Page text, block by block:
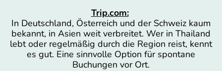
Trip.com:
In Deutschland, Österreich und der Schweiz kaum
bekannt, in Asien weit verbreitet. Wer in Thailand
lebt oder regelmäßig durch die Region reist, kennt
es gut. Eine sinnvolle Option für spontane
Buchungen vor Ort.